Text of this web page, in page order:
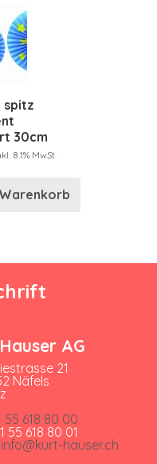
spitz
30cm
8.1% MwSt.
AG
21
Näfels
55 618 80 00
55 618 80 01
info@kurt-hauser.ch